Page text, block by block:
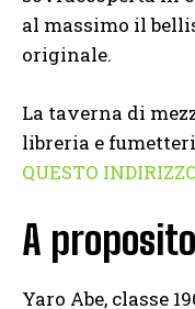
al massimo il
originale.
La taverna di
libreria e
QUESTO
A
Yaro Abe, classe